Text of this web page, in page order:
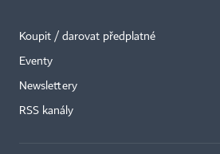
Koupit / darovat předplatné
Eventy
Newslettery
RSS kanály